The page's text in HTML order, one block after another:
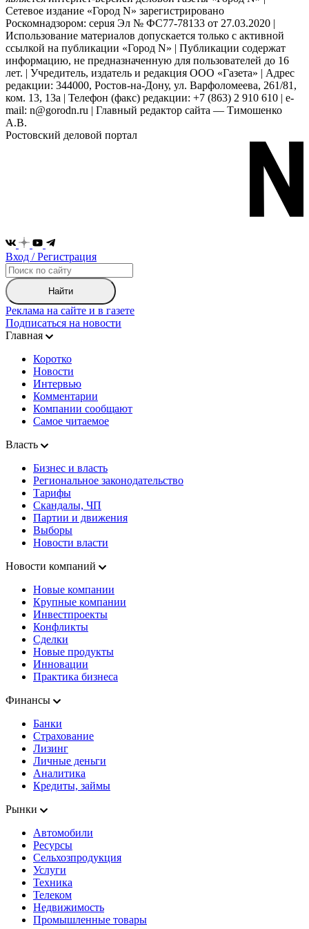
Сетевое издание «Город N» зарегистрировано
Роскомнадзором: серuя Эл № ФС77-78133 от 27.03.2020 |
Использование материалов допускается только с активной
ссылкой на публикации «Город N» | Публикации содержат
информацию, не предназначенную для пользователей до 16
лет. | Учредитель, издатель и редакция ООО «Газета» | Адрес
редакции: 344000, Ростов-на-Дону, ул. Варфоломеева, 261/81,
ком. 13, 13а | Телефон (факс) редакции: +7 (863) 2 910 610 | e-
mail: n@gorodn.ru | Главный редактор сайта — Тимошенко
А.В.
Ростовский деловой портал
Вход / Регистрация
Найти
Реклама на сайте и в газете
Подписаться на новости
Главная
Коротко
Новости
Интервью
Комментарии
Компании сообщают
Самое читаемое
Власть
Бизнес и власть
Региональное законодательство
Тарифы
Скандалы, ЧП
Партии и движения
Выборы
Новости власти
Новости компаний
Новые компании
Крупные компании
Инвестпроекты
Конфликты
Сделки
Новые продукты
Инновации
Практика бизнеса
Финансы
Банки
Страхование
Лизинг
Личные деньги
Аналитика
Кредиты, займы
Рынки
Автомобили
Ресурсы
Сельхозпродукция
Услуги
Техника
Телеком
Недвижимость
Промышленные товары